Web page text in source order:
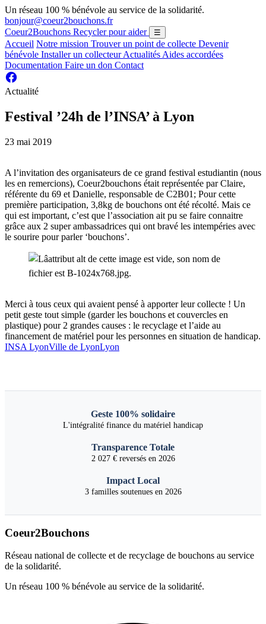
Un réseau 100 % bénévole au service de la solidarité.
bonjour@coeur2bouchons.fr
Coeur2Bouchons Recycler pour aider ☰
Accueil Notre mission Trouver un point de collecte Devenir
bénévole Installer un collecteurActualités Aides accordées
Documentation Faire un don Contact
Actualité
Festival ’24h de l’INSA’ à Lyon
23 mai 2019
A l’invitation des organisateurs de ce grand festival estudiantin (nous
les en remercions), Coeur2bouchons était représentée par Claire,
référente du 69 et Danielle, responsable de C2B01; Pour cette
première participation, 3,8kg de bouchons ont été récolté. Mais ce
qui est important, c’est que l’association ait pu se faire connaitre
grâce aux 2 super ambassadrices qui ont bravé les intempéries avec
le sourire pour parler ‘bouchons’.
Merci à tous ceux qui avaient pensé à apporter leur collecte ! Un
petit geste tout simple (garder les bouchons et couvercles en
plastique) pour 2 grandes causes : le recyclage et l’aide au
financement de matériel pour les personnes en situation de handicap.
INSA LyonVille de LyonLyon
Geste 100% solidaire
L'intégralité finance du matériel handicap
Transparence Totale
2 027 € reversés en 2026
Impact Local
3 familles soutenues en 2026
Coeur2Bouchons
Réseau national de collecte et de recyclage de bouchons au service
de la solidarité.
Un réseau 100 % bénévole au service de la solidarité.